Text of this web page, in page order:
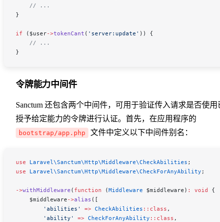
    // ...
}
if ( $user->tokenCant ( 'server:update' )) {
    // ...
}
令牌能力中间件
Sanctum 还包含两个中间件，可用于验证传入请求是否使用
授予给定能力的令牌进行认证。首先，在应用程序的
bootstrap/app.php 文件中定义以下中间件别名：
use Laravel\Sanctum\Http\Middleware\CheckAbilities ;
use Laravel\Sanctum\Http\Middleware\CheckForAnyAbility ;
->withMiddleware ( function (Middleware $middleware ) : void {
    $middleware
->alias ([
        'abilities'
=> CheckAbilities :: class ,
        'ability'
=> CheckForAnyAbility :: class ,